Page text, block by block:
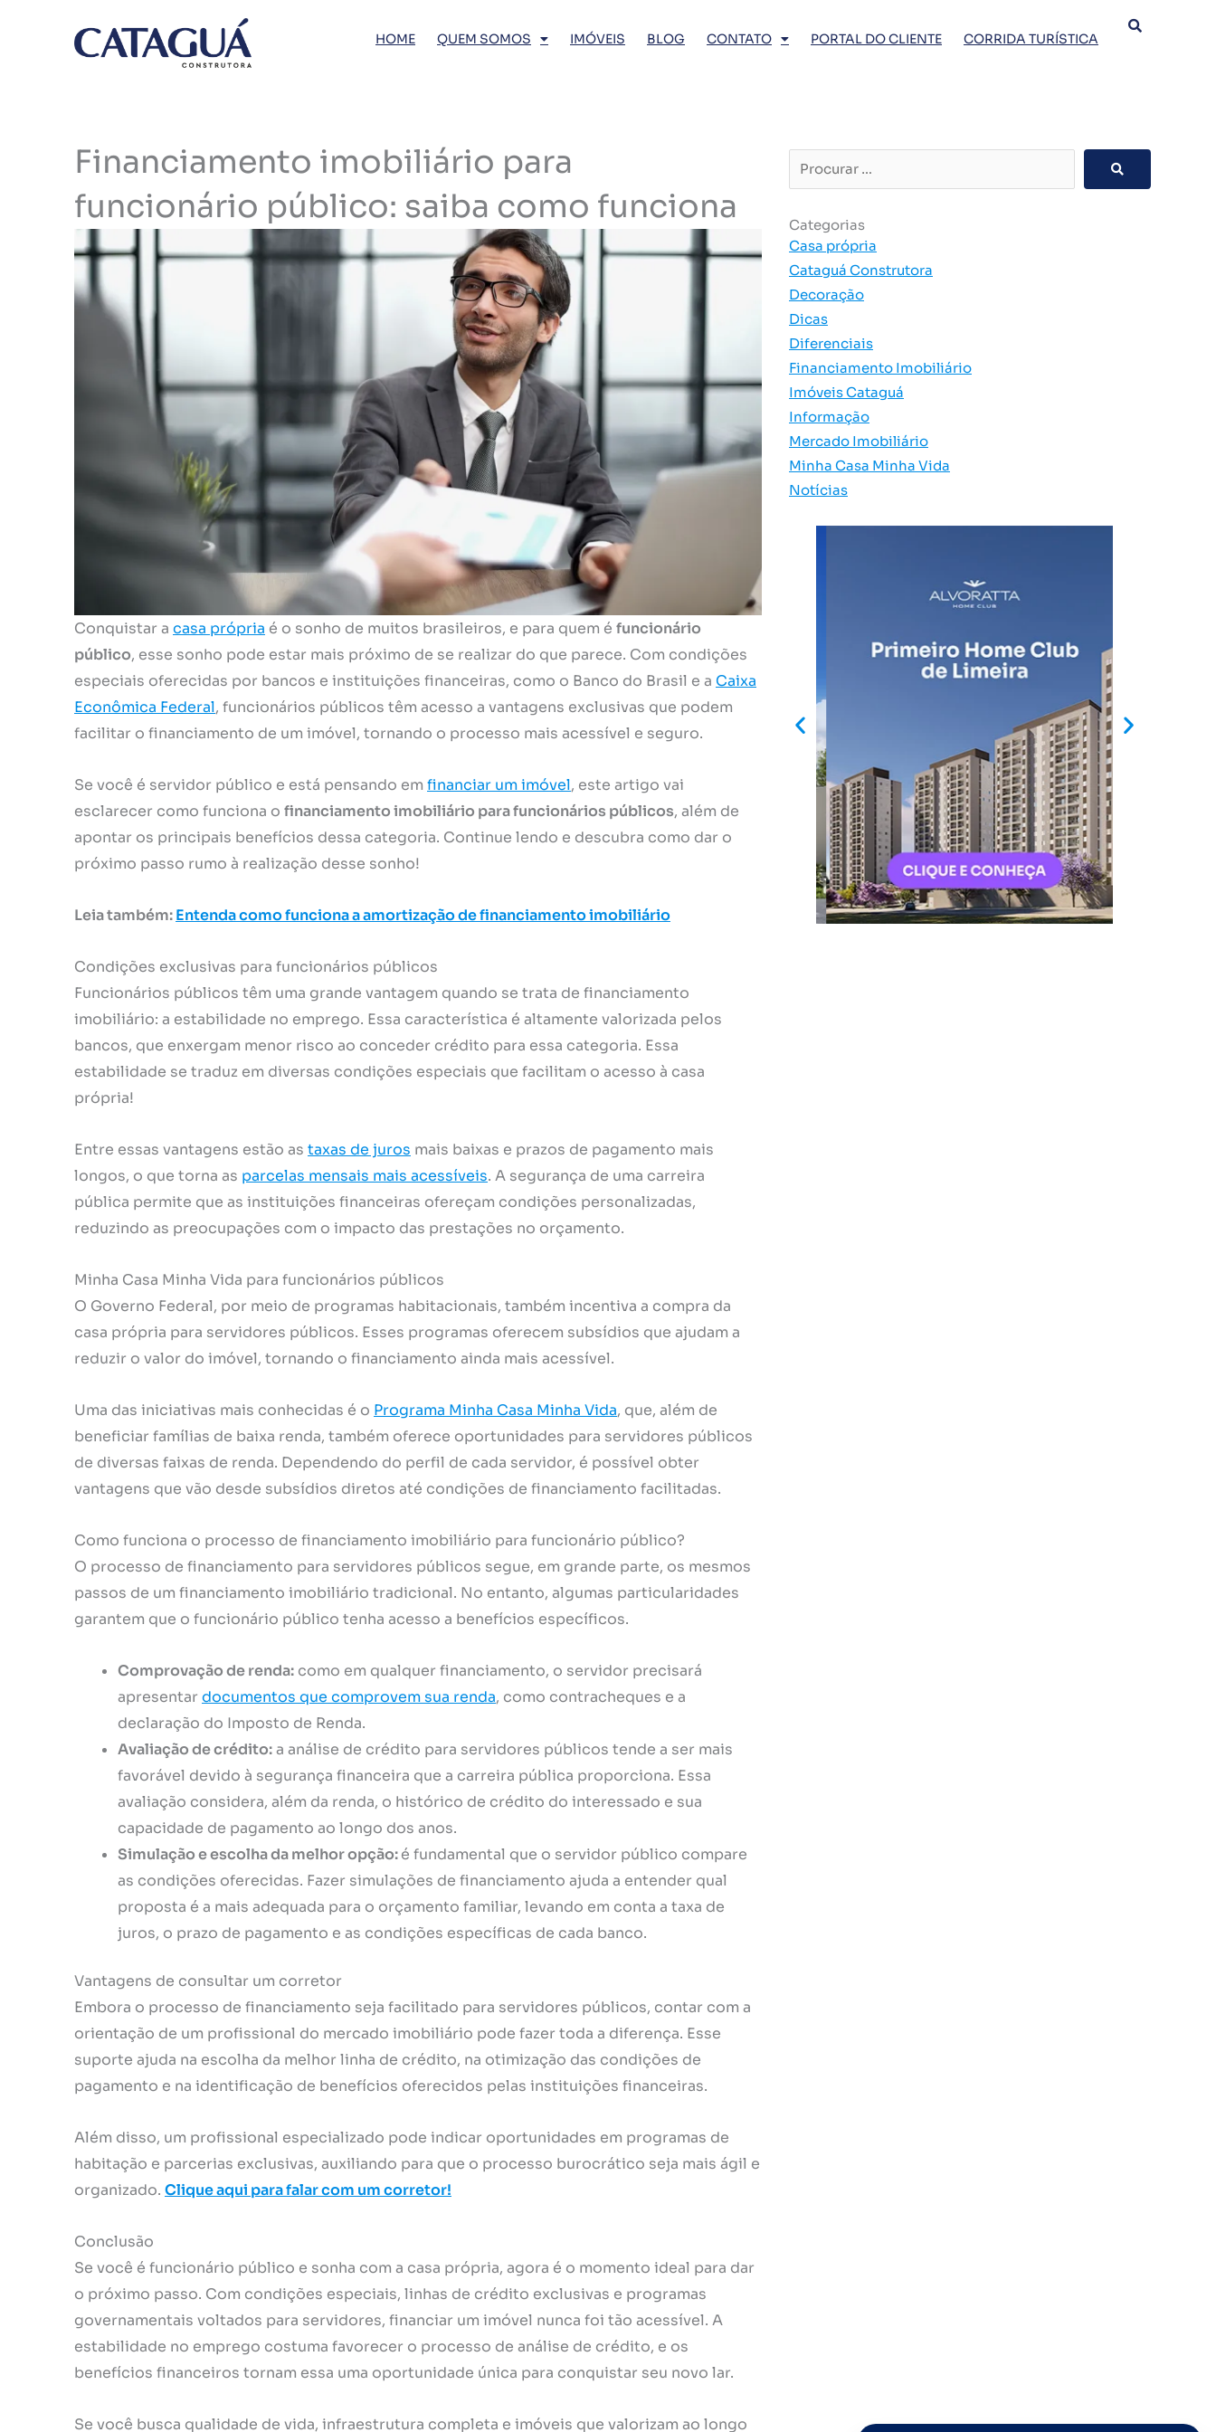
HOME QUEM SOMOS IMÓVEIS BLOG CONTATO PORTAL DO CLIENTE CORRIDA TURÍSTICA
Financiamento imobiliário para
funcionário público: saiba como funciona
Conquistar a casa própria é o sonho de muitos brasileiros, e para quem é funcionário
público, esse sonho pode estar mais próximo de se realizar do que parece. Com condições
especiais oferecidas por bancos e instituições financeiras, como o Banco do Brasil e a Caixa
Econômica Federal, funcionários públicos têm acesso a vantagens exclusivas que podem
facilitar o financiamento de um imóvel, tornando o processo mais acessível e seguro.
Se você é servidor público e está pensando em financiar um imóvel, este artigo vai
esclarecer como funciona o financiamento imobiliário para funcionários públicos, além de
apontar os principais benefícios dessa categoria. Continue lendo e descubra como dar o
próximo passo rumo à realização desse sonho!
Leia também:Entenda como funciona a amortização de financiamento imobiliário
Condições exclusivas para funcionários públicos
Funcionários públicos têm uma grande vantagem quando se trata de financiamento
imobiliário: a estabilidade no emprego. Essa característica é altamente valorizada pelos
bancos, que enxergam menor risco ao conceder crédito para essa categoria. Essa
estabilidade se traduz em diversas condições especiais que facilitam o acesso à casa
própria!
Entre essas vantagens estão as taxas de juros mais baixas e prazos de pagamento mais
longos, o que torna as parcelas mensais mais acessíveis. A segurança de uma carreira
pública permite que as instituições financeiras ofereçam condições personalizadas,
reduzindo as preocupações com o impacto das prestações no orçamento.
Minha Casa Minha Vida para funcionários públicos
O Governo Federal, por meio de programas habitacionais, também incentiva a compra da
casa própria para servidores públicos. Esses programas oferecem subsídios que ajudam a
reduzir o valor do imóvel, tornando o financiamento ainda mais acessível.
Uma das iniciativas mais conhecidas é o Programa Minha Casa Minha Vida, que, além de
beneficiar famílias de baixa renda, também oferece oportunidades para servidores públicos
de diversas faixas de renda. Dependendo do perfil de cada servidor, é possível obter
vantagens que vão desde subsídios diretos até condições de financiamento facilitadas.
Como funciona o processo de financiamento imobiliário para funcionário público?
O processo de financiamento para servidores públicos segue, em grande parte, os mesmos
passos de um financiamento imobiliário tradicional. No entanto, algumas particularidades
garantem que o funcionário público tenha acesso a benefícios específicos.
Comprovação de renda: como em qualquer financiamento, o servidor precisará
apresentar documentos que comprovem sua renda, como contracheques e a
declaração do Imposto de Renda.
Avaliação de crédito:a análise de crédito para servidores públicos tende a ser mais
favorável devido à segurança financeira que a carreira pública proporciona. Essa
avaliação considera, além da renda, o histórico de crédito do interessado e sua
capacidade de pagamento ao longo dos anos.
Simulação e escolha da melhor opção:é fundamental que o servidor público compare
as condições oferecidas. Fazer simulações de financiamento ajuda a entender qual
proposta é a mais adequada para o orçamento familiar, levando em conta a taxa de
juros, o prazo de pagamento e as condições específicas de cada banco.
Vantagens de consultar um corretor
Embora o processo de financiamento seja facilitado para servidores públicos, contar com a
orientação de um profissional do mercado imobiliário pode fazer toda a diferença. Esse
suporte ajuda na escolha da melhor linha de crédito, na otimização das condições de
pagamento e na identificação de benefícios oferecidos pelas instituições financeiras.
Além disso, um profissional especializado pode indicar oportunidades em programas de
habitação e parcerias exclusivas, auxiliando para que o processo burocrático seja mais ágil e
organizado. Clique aqui para falar com um corretor!
Conclusão
Se você é funcionário público e sonha com a casa própria, agora é o momento ideal para dar
o próximo passo. Com condições especiais, linhas de crédito exclusivas e programas
governamentais voltados para servidores, financiar um imóvel nunca foi tão acessível. A
estabilidade no emprego costuma favorecer o processo de análise de crédito, e os
benefícios financeiros tornam essa uma oportunidade única para conquistar seu novo lar.
Se você busca qualidade de vida, infraestrutura completa e imóveis que valorizam ao longo
Procurar
…
Categorias
Casa própria
Cataguá Construtora
Decoração
Dicas
Diferenciais
Financiamento Imobiliário
Imóveis Cataguá
Informação
Mercado Imobiliário
Minha Casa Minha Vida
Notícias